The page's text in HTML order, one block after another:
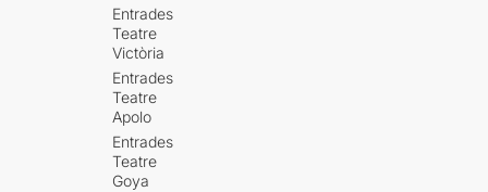
Entrades
Teatre
Victòria
Entrades
Teatre
Apolo
Entrades
Teatre
Goya